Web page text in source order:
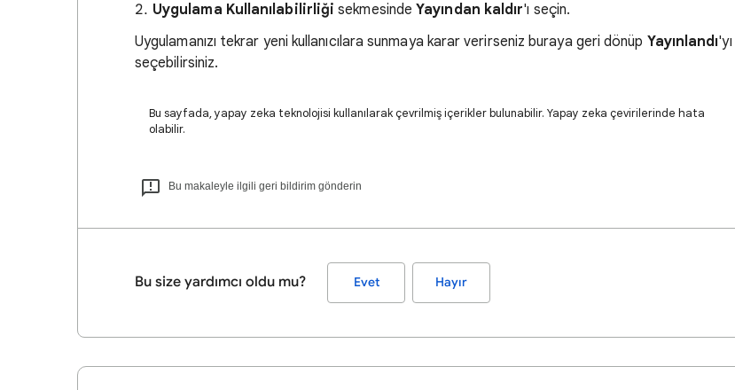
Uygulama Kullanılabilirliği sekmesindeYayından kaldır'ı seçin.
Uygulamanızı tekrar yeni kullanıcılara sunmaya karar verirseniz buraya geri dönüp Yayınlandı'yı
seçebilirsiniz.
Bu sayfada, yapay zeka teknolojisi kullanılarak çevrilmiş içerikler bulunabilir. Yapay zeka çevirilerinde hata
olabilir.
Bu makaleyle ilgili geri bildirim gönderin
Bu size yardımcı oldu mu? Evet Hayır